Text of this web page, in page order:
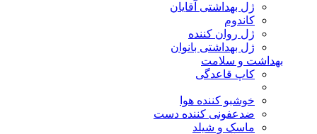
ژل بهداشتی آقایان
کاندوم
ژل روان کننده
ژل بهداشتی بانوان
بهداشت و سلامت
کاپ قاعدگی
خوشبو کننده هوا
ضدعفونی کننده دست
ماسک و شیلد